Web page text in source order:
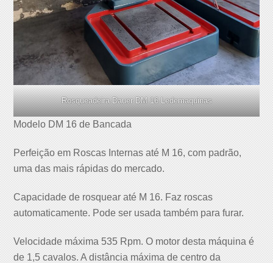
Rosqueadeira Dauer DM 16 Ledemaquinas
Modelo DM 16 de Bancada
Perfeição em Roscas Internas até M 16, com padrão,
uma das mais rápidas do mercado.
Capacidade de rosquear até M 16. Faz roscas
automaticamente. Pode ser usada também para furar.
Velocidade máxima 535 Rpm. O motor desta máquina é
de 1,5 cavalos. A distância máxima de centro da